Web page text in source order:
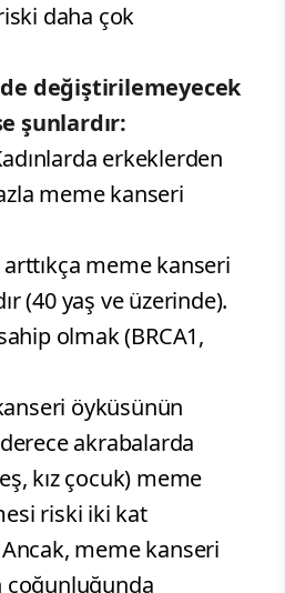
daha çok
değiştirilemeyecek
şunlardır:
erkeklerden
meme kanseri
arttıkça meme kanseri
(40 yaş ve üzerinde).
olmak (BRCA1,
öyküsünün
akrabalarda
kız çocuk) meme
riski iki kat
meme kanseri
çoğunluğunda